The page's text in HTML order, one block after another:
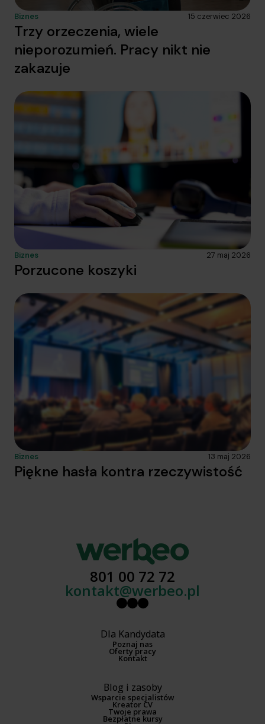
Biznes 15 czerwiec 2026
Trzy orzeczenia, wiele
nieporozumień. Pracy nikt nie
zakazuje
Biznes 27 maj 2026
Porzucone koszyki
Biznes 13 maj 2026
Piękne hasła kontra rzeczywistość
801 00 72 72
kontakt@werbeo.pl
Dla Kandydata
Poznaj nas
Oferty pracy
Kontakt
Blog i zasoby
Wsparcie specjalistów
Kreator CV
Twoje prawa
Bezpłatne kursy